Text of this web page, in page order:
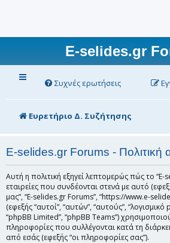
E-selides.gr
Συχνές ερωτήσεις
Ευρετήριο Δ. Συζήτησης
E-selides.gr Forums - Πολιτική
Αυτή η πολιτική εξηγεί λεπτομερώς πώς το “E-
εταιρείες που συνδέονται στενά με αυτό
μας”, “E-selides.gr Forums”, “https://www.e-
(εφεξής “αυτοί”, “αυτών”, “αυτούς”,
“phpBB Limited”, “phpBB Teams”)
πληροφορίες που συλλέγονται κατά τη
από εσάς (εφεξής “οι πληροφορίες σας”).